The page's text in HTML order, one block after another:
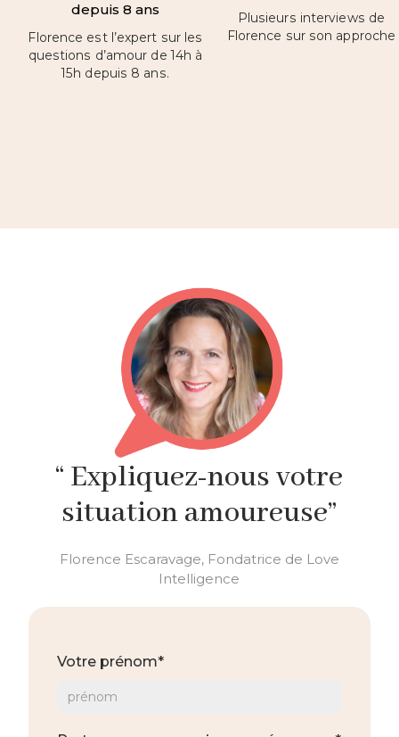
depuis 8 ans
Florence est l’expert sur les
questions d’amour de 14h à
15h depuis 8 ans.
Plusieurs interviews de
Florence sur son approche
“ Expliquez-nous votre
situation amoureuse”
Florence Escaravage, Fondatrice de Love
Intelligence
Votre prénom*